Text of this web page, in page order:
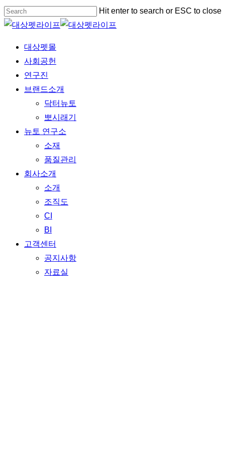
Skip
to
content
Hit enter to search or ESC to close
Close
Menu 대상펫몰
사회공헌
연구진
브랜드소개
닥터뉴토
뽀시래기
뉴토 연구소
소재
품질관리
회사소개
소개
조직도
CI
BI
고객센터
공지사항
자료실